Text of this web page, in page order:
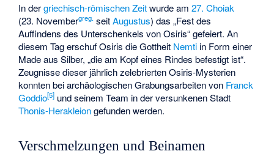
In dergriechisch-römischen Zeitwurde am27. Choiak
(23. Novembergreg. seitAugustus) das „Fest des
Auffindens des Unterschenkels von Osiris“ gefeiert. An
diesem Tag erschuf Osiris die Gottheit Nemti in Form einer
Made aus Silber, „die am Kopf eines Rindes befestigt ist“.
Zeugnisse dieser jährlich zelebrierten Osiris-Mysterien
konnten bei archäologischen Grabungsarbeiten von Franck
Goddio[5] und seinem Team in der versunkenen Stadt
Thonis-Herakleiongefunden werden.
Verschmelzungen und Beinamen